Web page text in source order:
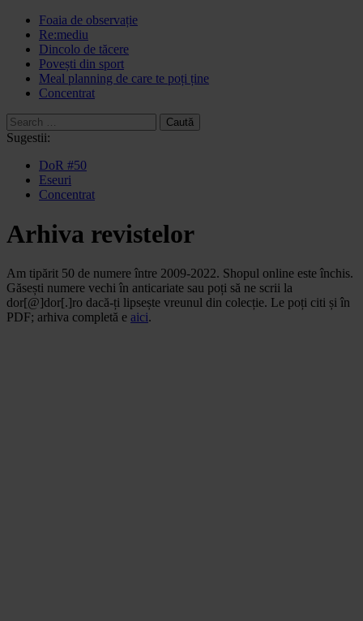
Foaia de observație
Re:mediu
Dincolo de tăcere
Povești din sport
Meal planning de care te poți ține
Concentrat
Caută
după:
Sugestii:
DoR #50
Eseuri
Concentrat
Arhiva revistelor
Am tipărit 50 de numere între 2009-2022. Shopul online este închis.
Găsești numere vechi în anticariate sau poți să ne scrii la
dor[@]dor[.]ro dacă-ți lipsește vreunul din colecție. Le poți citi și în
PDF; arhiva completă e aici.